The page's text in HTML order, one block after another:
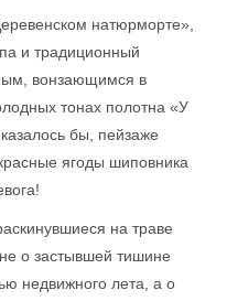
натюрморте»,
и традиционный
вонзающимся в
тонах полотна «У
бы, пейзаже
ягоды шиповника
на траве
о застывшей тишине
недвижного лета, а о